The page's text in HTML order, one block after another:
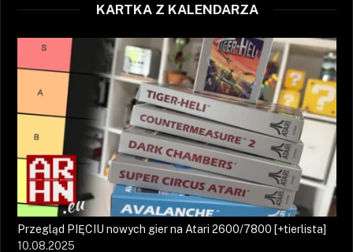
KARTKA Z KALENDARZA
Przegląd PIĘCIU nowych gier na Atari 2600/7800 [+tierlista]
10.08.2025